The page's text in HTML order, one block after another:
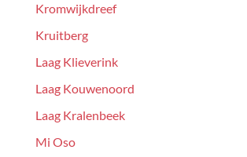
Kromwijkdreef
Kruitberg
Laag Klieverink
Laag Kouwenoord
Laag Kralenbeek
Mi Oso